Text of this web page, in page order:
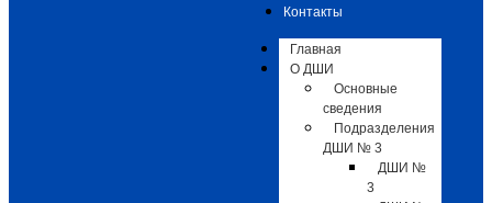
Контакты
Главная
О ДШИ
Основные
сведения
Подразделения
ДШИ № 3
ДШИ №
3